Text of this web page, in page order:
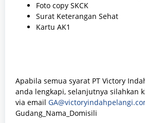
Foto copy SKCK
Surat Keterangan Sehat
Kartu AK1
Apabila semua syarat PT Victory
anda lengkapi, selanjutnya silahkan
via email
Gudang_Nama_Domisili